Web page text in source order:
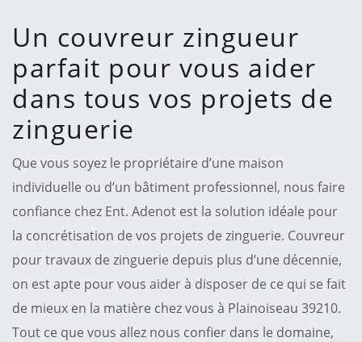
Un couvreur zingueur
parfait pour vous aider
dans tous vos projets de
zinguerie
Que vous soyez le propriétaire d’une maison
individuelle ou d’un bâtiment professionnel, nous faire
confiance chez Ent. Adenot est la solution idéale pour
la concrétisation de vos projets de zinguerie. Couvreur
pour travaux de zinguerie depuis plus d’une décennie,
on est apte pour vous aider à disposer de ce qui se fait
de mieux en la matière chez vous à Plainoiseau 39210.
Tout ce que vous allez nous confier dans le domaine,